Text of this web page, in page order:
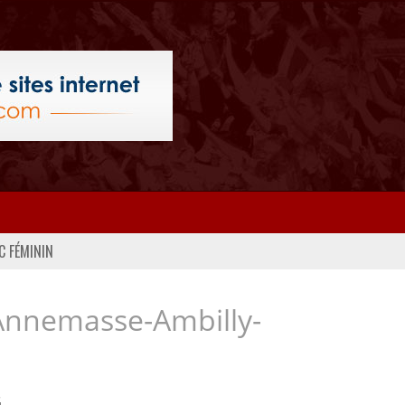
FÉMININ
Ambilly-